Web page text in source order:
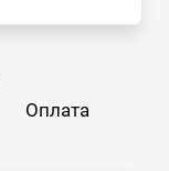
Оплата